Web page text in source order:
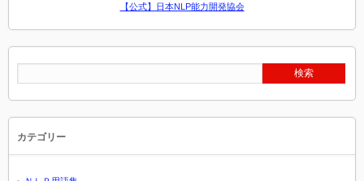
【公式】日本NLP能力開発協会
カテゴリー